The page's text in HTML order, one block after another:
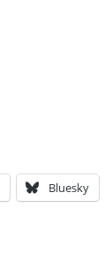
Bluesky